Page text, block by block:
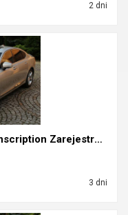
2 dni
Volvo S90 D5 235 KM 4x4 AWD Inscription Zarejestro...
3 dni